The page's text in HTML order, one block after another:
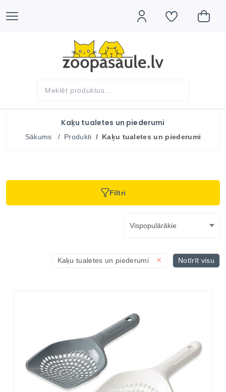
Kaķu tualetes un piederumi
Sākums Produkti Kaķu tualetes un piederumi
Filtri
Kaķu tualetes un piederumi × Notīrīt visu